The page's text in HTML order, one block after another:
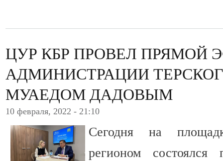
ЦУР КБР ПРОВЕЛ ПРЯМОЙ
АДМИНИСТРАЦИИ
МУАЕДОМ ДАДОВЫМ
10 февраля, 2022 - 21:10
Сегодня на
регионом